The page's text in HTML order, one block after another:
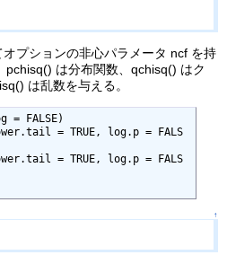
プションの非心パラメータ ncf を持
pchisq() は分布関数、qchisq() はク
は乱数を与える。
FALSE)
= TRUE, log.p = FALS
= TRUE, log.p = FALS
↑